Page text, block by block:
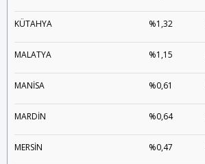
KÜTAHYA %1,32
MALATYA %1,15
MANİSA %0,61
MARDİN %0,64
MERSİN %0,47